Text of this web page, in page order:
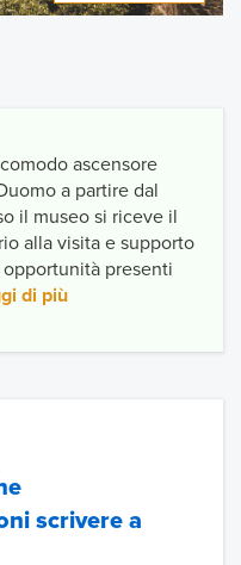
ascensore
a partire dal
il museo si riceve il
alla visita e supporto
presenti
di più
scrivere a